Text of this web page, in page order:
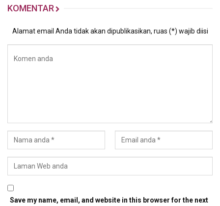
KOMENTAR
Alamat email Anda tidak akan dipublikasikan, ruas (*) wajib diisi
Save my name, email, and website in this browser for the next